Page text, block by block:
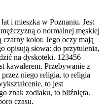
i mieszka w Poznaniu. Jest
o normalnej męskiej
czarny kolor. Jego oczy mają
opisują słowa: do przytulenia,
na dyskoteki. 123456
kawalerem. Przebywanie z
niego religia, to religia
to jest
znak zodiaku, to bliźnięta.
czasu.